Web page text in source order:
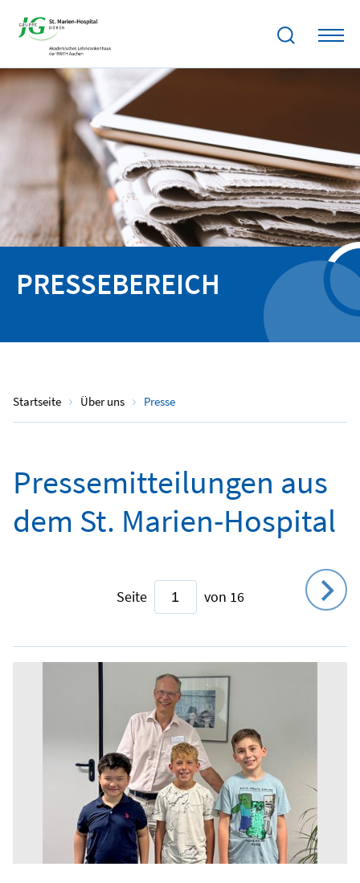
PRESSEBEREICH
Startseite Über uns Presse
Pressemitteilungen aus
dem St. Marien-Hospital
Seite von 16